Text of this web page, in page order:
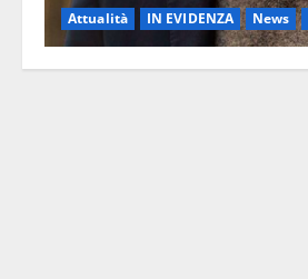
Attualità IN EVIDENZA News